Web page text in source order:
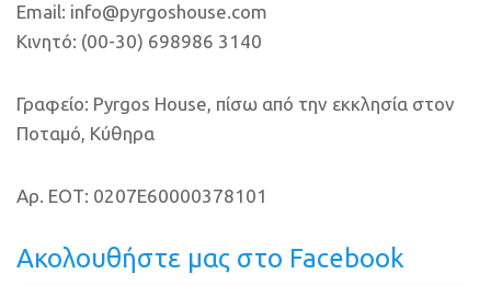
Email: info@pyrgoshouse.com
Κινητό: (00-30) 698986 3140
Γραφείο: Pyrgos House, πίσω από την εκκλησία στον
Ποταμό, Κύθηρα
Αρ. ΕΟΤ: 0207E60000378101
Ακολουθήστε μας στο Facebook